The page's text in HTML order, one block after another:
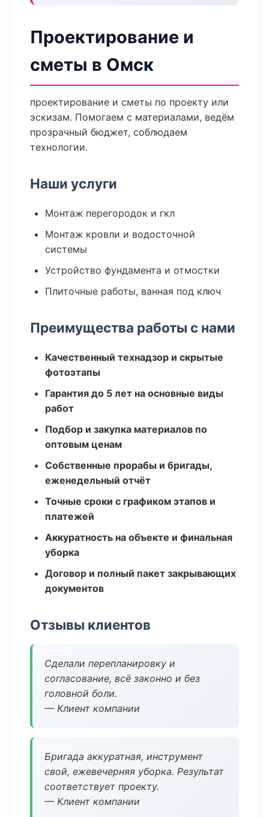
Проектирование и
сметы в Омск
проектирование и сметы по проекту или
эскизам. Помогаем с материалами, ведём
прозрачный бюджет, соблюдаем
технологии.
Наши услуги
Монтаж перегородок и гкл
Монтаж кровли и водосточной
системы
Устройство фундамента и отмостки
Плиточные работы, ванная под ключ
Преимущества работы с нами
Качественный технадзор и скрытые
фотоэтапы
Гарантия до 5 лет на основные виды
работ
Подбор и закупка материалов по
оптовым ценам
Собственные прорабы и бригады,
еженедельный отчёт
Точные сроки с графиком этапов и
платежей
Аккуратность на объекте и финальная
уборка
Договор и полный пакет закрывающих
документов
Отзывы клиентов
Сделали перепланировку и
согласование, всё законно и без
головной боли.
— Клиент компании
Бригада аккуратная, инструмент
свой, ежевечерняя уборка. Результат
соответствует проекту.
— Клиент компании